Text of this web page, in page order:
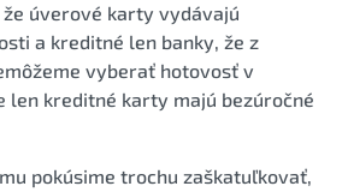
úverové karty vydávajú
a kreditné len banky, že z
vyberať hotovosť v
len kreditné karty majú bezúročné
pokúsime trochu zaškatuľkovať,